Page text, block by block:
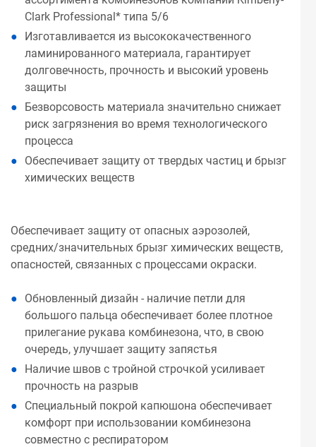
Clark Professional* типа 5/6
Изготавливается из высококачественного
ламинированного материала, гарантирует
долговечность, прочность и высокий уровень
защиты
Безворсовость материала значительно снижает
риск загрязнения во время технологического
процесса
Обеспечивает защиту от твердых частиц и брызг
химических веществ
Обеспечивает защиту от опасных аэрозолей,
средних/значительных брызг химических веществ,
опасностей, связанных с процессами окраски.
Обновленный дизайн - наличие петли для
большого пальца обеспечивает более плотное
прилегание рукава комбинезона, что, в свою
очередь, улучшает защиту запястья
Наличие швов с тройной строчкой усиливает
прочность на разрыв
Специальный покрой капюшона обеспечивает
комфорт при использовании комбинезона
совместно с респиратором